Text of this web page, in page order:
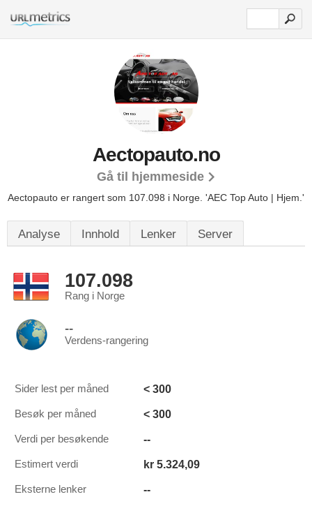
Aectopauto.no
Gå til hjemmeside
Aectopauto er rangert som 107.098 i Norge. 'AEC Top Auto | Hjem.'
Analyse Innhold Lenker Server
107.098
Rang i Norge
--
Verdens-rangering
Sider lest per måned < 300
Besøk per måned < 300
Verdi per besøkende --
Estimert verdi kr 5.324,09
Eksterne lenker --